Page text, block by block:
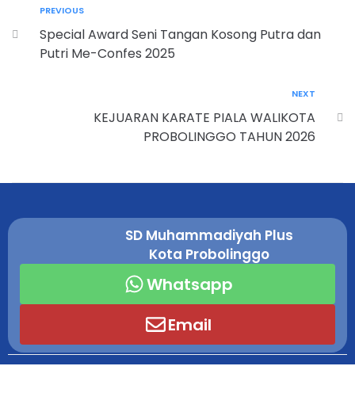
PREVIOUS
Special Award Seni Tangan Kosong Putra dan
Putri Me-Confes 2025
NEXT
KEJUARAN KARATE PIALA WALIKOTA
PROBOLINGGO TAHUN 2026
SD Muhammadiyah Plus
Kota Probolinggo
Whatsapp
Email